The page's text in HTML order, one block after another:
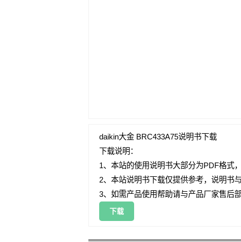
daikin大金 BRC433A75说明书下载
下载说明：
1、本站的使用说明书大部分为PDF格式
2、本站说明书下载仅提供参考，说明书
3、如需产品使用帮助请与产品厂家售后部
下载